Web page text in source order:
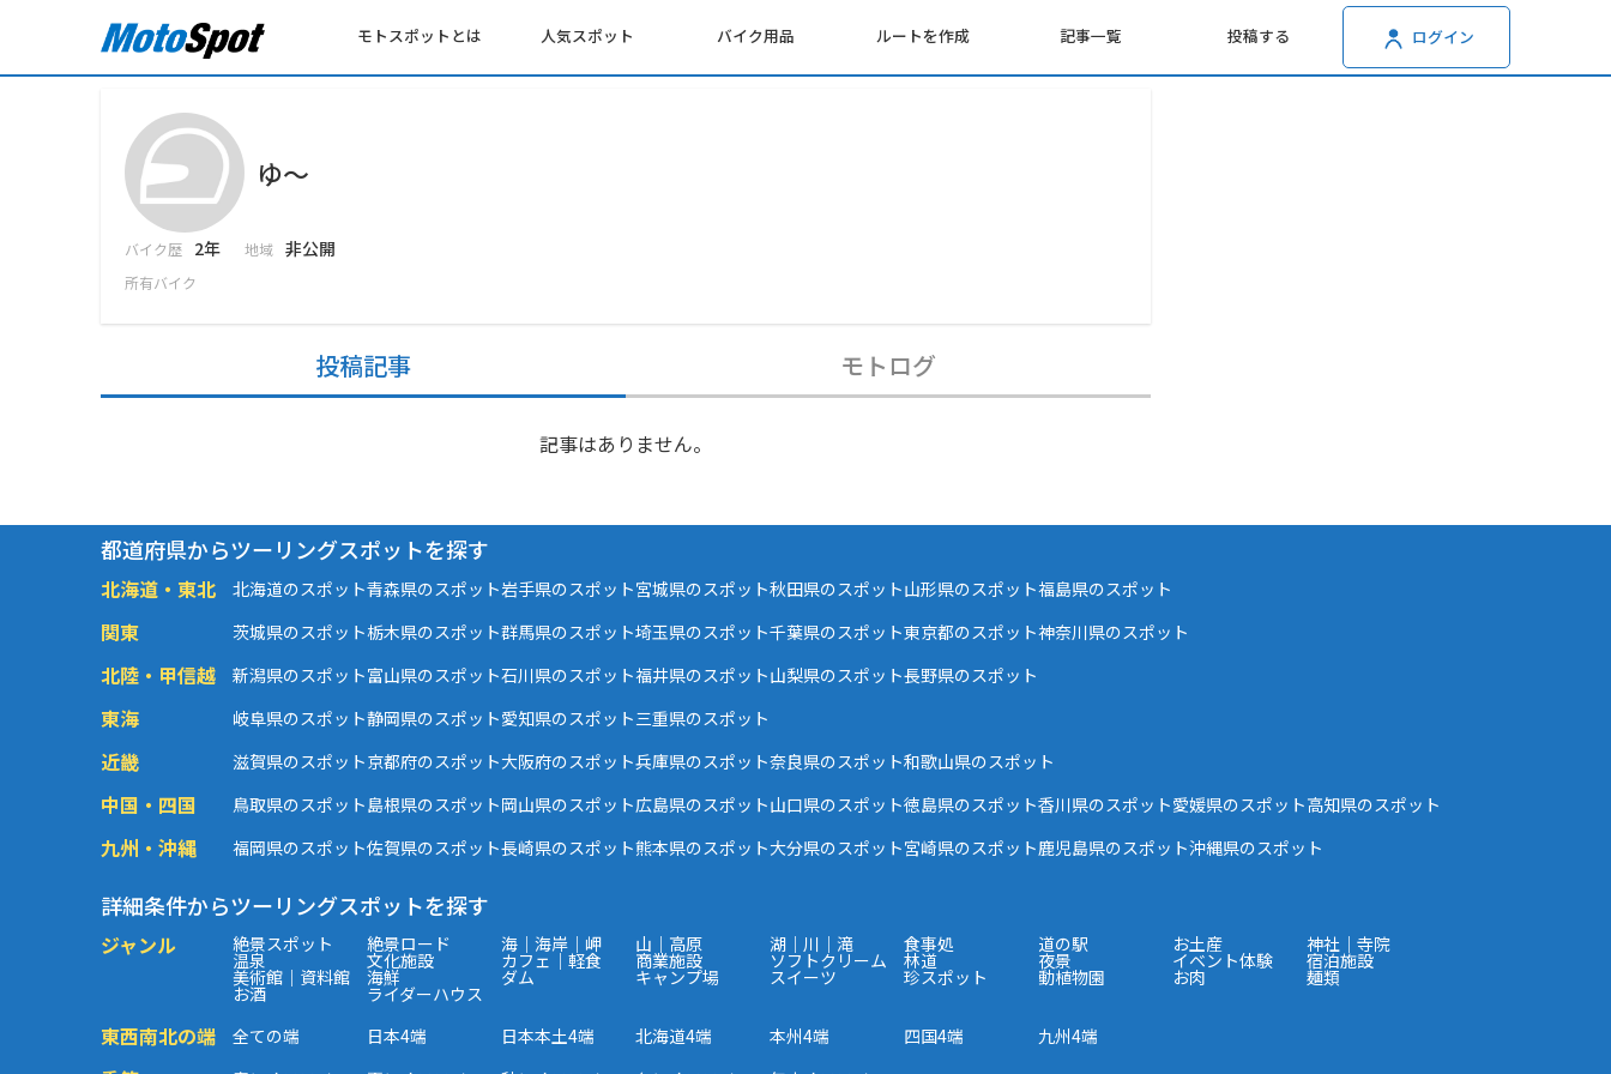
モトスポットとは 人気スポット バイク用品 ルートを作成 記事一覧 投稿する ログイン
ゆ～
バイク歴 2年 地域 非公開
所有バイク
投稿記事 モトログ
記事はありません。
都道府県からツーリングスポットを探す
北海道・東北 北海道のスポット青森県のスポット岩手県のスポット宮城県のスポット秋田県のスポット山形県のスポット福島県のスポット
関東 茨城県のスポット栃木県のスポット群馬県のスポット埼玉県のスポット千葉県のスポット東京都のスポット神奈川県のスポット
北陸・甲信越 新潟県のスポット富山県のスポット石川県のスポット福井県のスポット山梨県のスポット長野県のスポット
東海 岐阜県のスポット静岡県のスポット愛知県のスポット三重県のスポット
近畿 滋賀県のスポット京都府のスポット大阪府のスポット兵庫県のスポット奈良県のスポット和歌山県のスポット
中国・四国 鳥取県のスポット島根県のスポット岡山県のスポット広島県のスポット山口県のスポット徳島県のスポット香川県のスポット愛媛県のスポット高知県のスポット
九州・沖縄 福岡県のスポット佐賀県のスポット長崎県のスポット熊本県のスポット大分県のスポット宮崎県のスポット鹿児島県のスポット沖縄県のスポット
詳細条件からツーリングスポットを探す
ジャンル 絶景スポット 絶景ロード 海｜海岸｜岬 山｜高原 湖｜川｜滝 食事処 道の駅 お土産 神社｜寺院
温泉 文化施設 カフェ｜軽食 商業施設 ソフトクリーム 林道 夜景 イベント体験 宿泊施設
美術館｜資料館 海鮮 ダム キャンプ場 スイーツ 珍スポット 動植物園 お肉 麺類
お酒 ライダーハウス
東西南北の端 全ての端 日本4端 日本本土4端 北海道4端 本州4端 四国4端 九州4端